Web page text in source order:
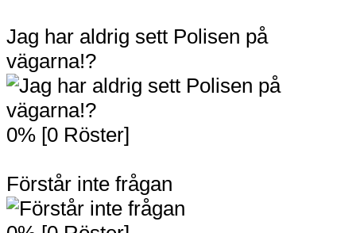
Jag har aldrig sett Polisen på
vägarna!?
0% [0 Röster]
Förstår inte frågan